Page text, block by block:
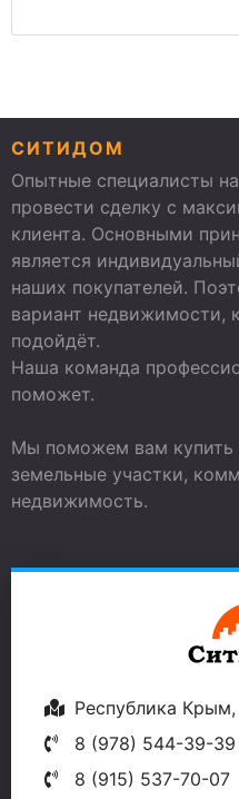
СИТИДОМ
Опытные специалисты
провести сделку с
клиента. Основными
является
наших покупателей.
вариант недвижимости,
подойдёт.
Наша команда
поможет.
Мы поможем вам купить
земельные участки,
недвижимость.
Республика
8 (978) 544-39-39
8 (915) 537-70-07